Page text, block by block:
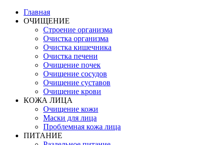
Главная
ОЧИЩЕНИЕ
Строение организма
Очистка организма
Очистка кишечника
Очистка печени
Очищение почек
Очищение сосудов
Очищение суставов
Очищение крови
КОЖА ЛИЦА
Очищение кожи
Маски для лица
Проблемная кожа лица
ПИТАНИЕ